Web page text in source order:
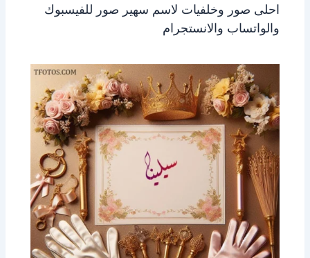
احلى صور وخلفيات لاسم سهير صور للفيسبوك
والواتساب والانستجرام